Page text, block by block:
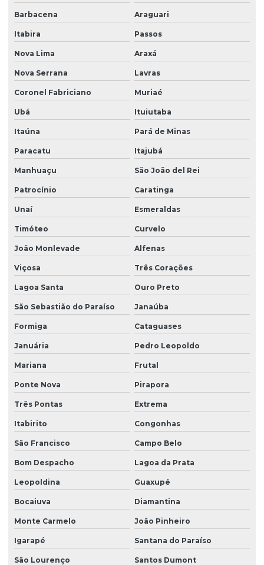
Barbacena Araguari
Itabira Passos
Nova Lima Araxá
Nova Serrana Lavras
Coronel Fabriciano Muriaé
Ubá Ituiutaba
Itaúna Pará de Minas
Paracatu Itajubá
Manhuaçu São João del Rei
Patrocínio Caratinga
Unaí Esmeraldas
Timóteo Curvelo
João Monlevade Alfenas
Viçosa Três Corações
Lagoa Santa Ouro Preto
São Sebastião do Paraíso Janaúba
Formiga Cataguases
Januária Pedro Leopoldo
Mariana Frutal
Ponte Nova Pirapora
Três Pontas Extrema
Itabirito Congonhas
São Francisco Campo Belo
Bom Despacho Lagoa da Prata
Leopoldina Guaxupé
Bocaiuva Diamantina
Monte Carmelo João Pinheiro
Igarapé Santana do Paraíso
São Lourenço Santos Dumont